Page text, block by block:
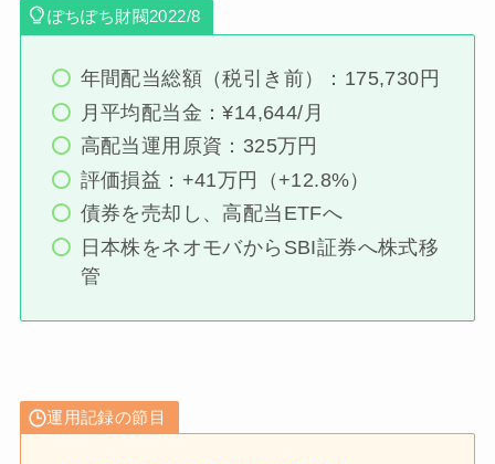
ぽちぽち財閥2022/8
年間配当総額（税引き前）：175,730円
月平均配当金：¥14,644/月
高配当運用原資：325万円
評価損益：+41万円（+12.8%）
債券を売却し、高配当ETFへ
日本株をネオモバからSBI証券へ株式移
管
運用記録の節目